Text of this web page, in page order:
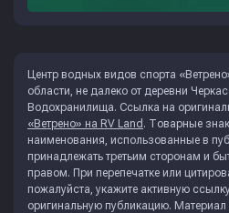
Центр водных видов спорта
области, не далеко от деревни
Водохранилища. Ссылка на
«Ветрено» на RV Land . Товарные
наименования, использованные в
принадлежать третьим сторонам и
правом. При перепечатке или
пожалуйста, укажите активную
оригинальную публикацию.